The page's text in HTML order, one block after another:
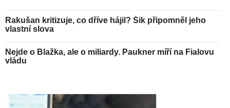
Rakušan kritizuje, co dříve hájil? Šik připomněl jeho
vlastní slova
Nejde o Blažka, ale o miliardy. Paukner míří na Fialovu
vládu